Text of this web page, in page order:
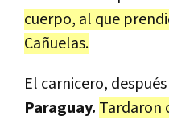
cuerpo, al que
Cañuelas.
El carnicero,
Paraguay. Tardaron